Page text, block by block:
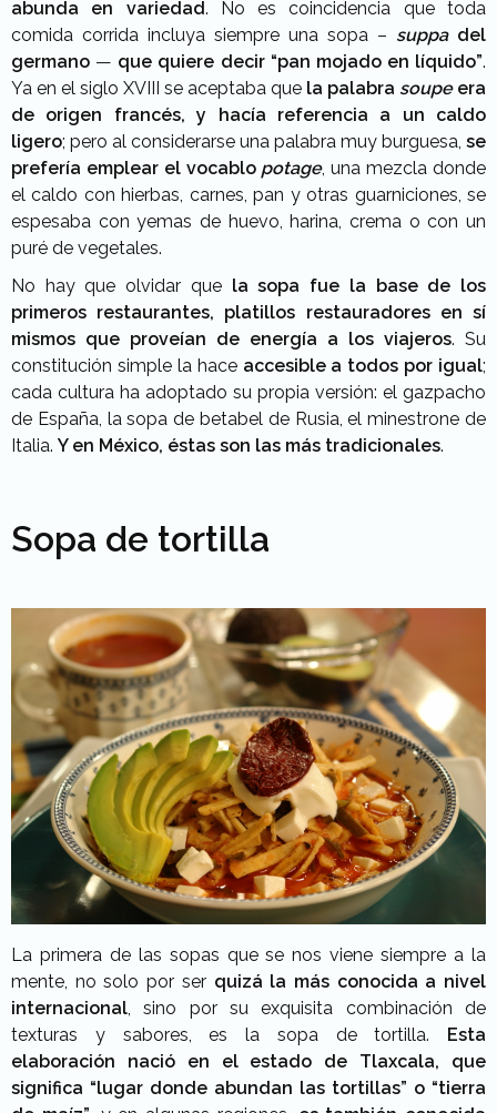
abunda en variedad. No es coincidencia que toda
comida corrida incluya siempre una sopa – suppadel
germano — que quiere decir “pan mojado en líquido”.
Ya en el siglo XVIII se aceptaba que la palabra soupeera
de origen francés, y hacía referencia a un caldo
ligero; pero al considerarse una palabra muy burguesa, se
prefería emplear el vocablo potage, una mezcla donde
el caldo con hierbas, carnes, pan y otras guarniciones, se
espesaba con yemas de huevo, harina, crema o con un
puré de vegetales.
No hay que olvidar que la sopa fue la base de los
primeros restaurantes, platillos restauradores en sí
mismos que proveían de energía a los viajeros. Su
constitución simple la hace accesible a todos por igual;
cada cultura ha adoptado su propia versión: el gazpacho
de España, la sopa de betabel de Rusia, el minestrone de
Italia. Y en México, éstas son las más tradicionales.
Sopa de tortilla
La primera de las sopas que se nos viene siempre a la
mente, no solo por ser quizá la más conocida a nivel
internacional, sino por su exquisita combinación de
texturas y sabores, es la sopa de tortilla. Esta
elaboración nació en el estado de Tlaxcala, que
significa “lugar donde abundan las tortillas” o “tierra